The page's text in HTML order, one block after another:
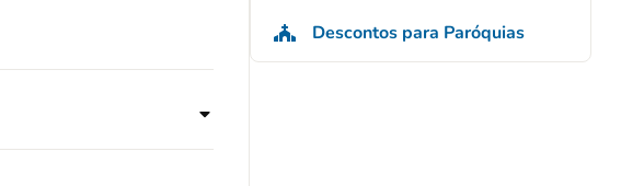
Descontos para Paróquias